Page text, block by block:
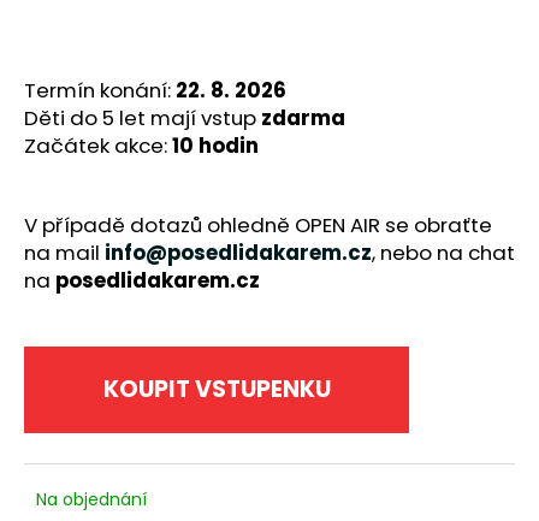
Termín konání: 22. 8. 2026
Děti do 5 let mají vstup zdarma
Začátek akce:10 hodin
V případě dotazů ohledně OPEN AIR se obraťte
na mail info@posedlidakarem.cz, nebo na chat
na posedlidakarem.cz
KOUPIT VSTUPENKU
Na objednání